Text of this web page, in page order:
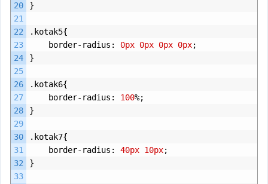
20
21
22
23
24
25
26
27
28
29
30
31
32
33
}
. kotak5{
border- radius : 0px 0px 0px 0px;
}
. kotak6{
border- radius : 100%;
}
. kotak7{
border- radius : 40px 10px;
}